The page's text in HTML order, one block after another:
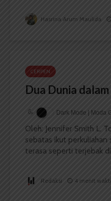
Hasrina Arum Maulida
CERPEN
Dua Dunia
Dark Mode | Moda
Oleh: Jennifer Smith L.
sebatas ikut perkuliahan
terasa seperti terjebak
Redaksi 4 menit